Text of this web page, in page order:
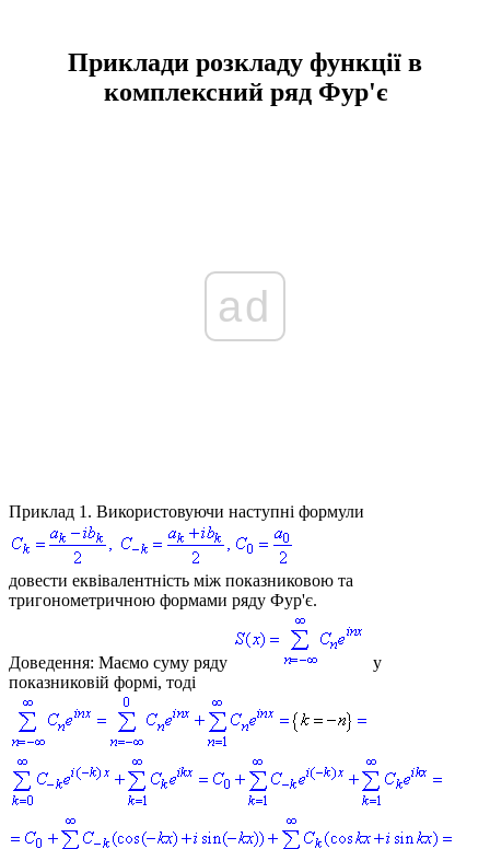
Приклади розкладу функції в
комплексний ряд Фур'є
ad
Приклад 1. Використовуючи наступні формули
довести еквівалентність між показниковою та
тригонометричною формами ряду Фур'є.
Доведення: Маємо суму ряду
у
показниковій формі, тоді